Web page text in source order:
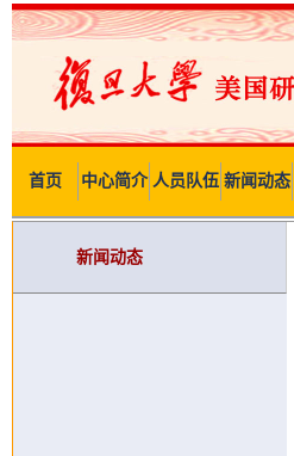
首页 中心简介 人员队伍 新闻动态
新闻动态